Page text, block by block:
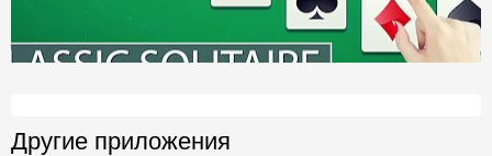
Другие приложения